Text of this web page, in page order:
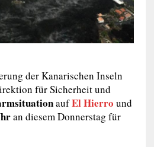
der Kanarischen Inseln
für Sicherheit und
aufEl Hierro und
an diesem Donnerstag für